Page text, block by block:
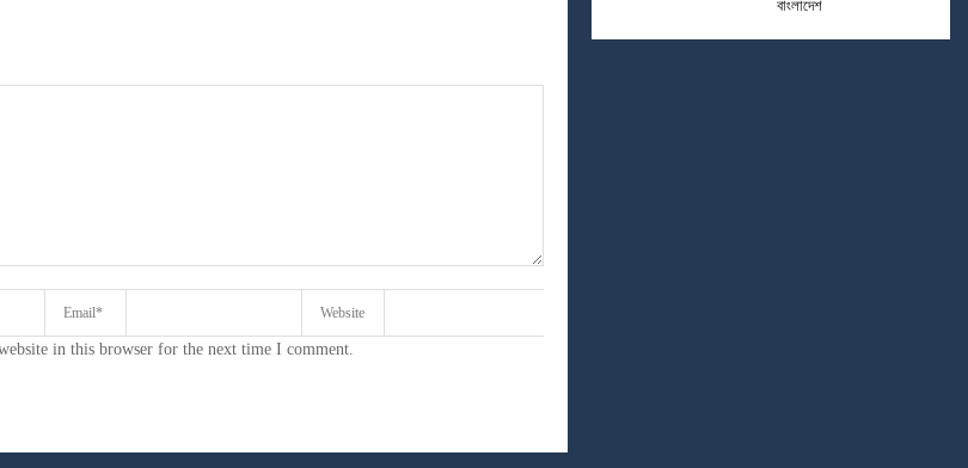
in this browser for the next time I comment.
বাংলাদেশ